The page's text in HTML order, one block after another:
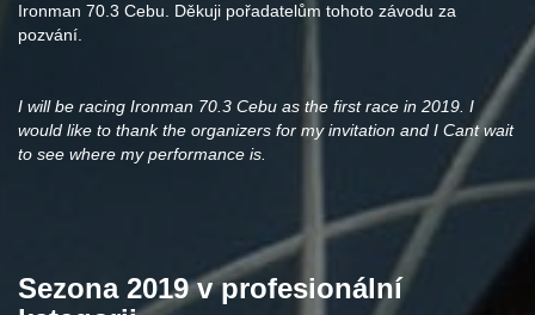
Ironman 70.3 Cebu. Děkuji pořadatelům tohoto závodu za
pozvání.
I will be racing Ironman 70.3 Cebu as the first race in 2019. I
would like to thank the organizers for my invitation and I Cant wait
to see where my performance is.
Sezona 2019 v profesionální